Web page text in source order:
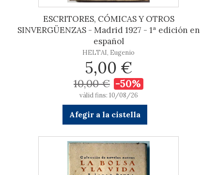
ESCRITORES, CÓMICAS Y OTROS
SINVERGÜENZAS - Madrid 1927 - 1ª edición en
español
HELTAI, Eugenio
5,00 €
10,00 € -50%
vàlid fins: 10/08/26
Afegir a la cistella